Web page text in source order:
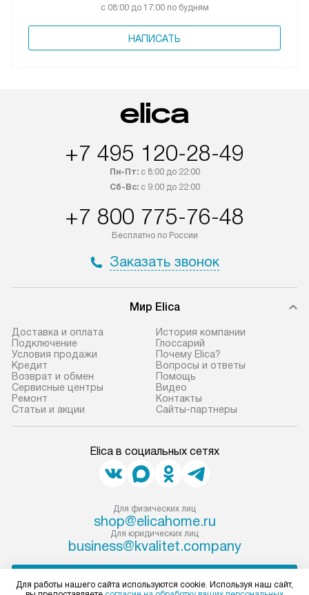
с 08:00 до 17:00 по будням
НАПИСАТЬ
+7 495 120-28-49
Пн-Пт:с 8:00 до 22:00
Сб-Вс:с 9:00 до 22:00
+7 800 775-76-48
Бесплатно по России
Заказать звонок
Мир Elica
Доставка и оплата
Подключение
Условия продажи
Кредит
Возврат и обмен
Сервисные центры
Ремонт
Статьи и акции
История компании
Глоссарий
Почему Elica?
Вопросы и ответы
Помощь
Видео
Контакты
Сайты-партнеры
Elica в социальных сетях
Для физических лиц
shop@elicahome.ru
Для юридических лиц
business@kvalitet.company
Для работы нашего сайта используются cookie. Используя наш сайт,